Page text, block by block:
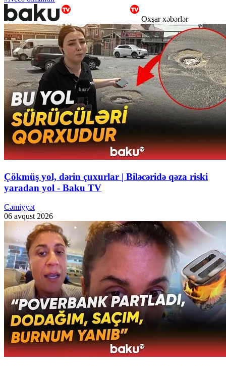
Oxşar xəbərlər
Çökmüş yol, dərin çuxurlar | Biləcəridə qəza riski
yaradan yol - Baku TV
Cəmiyyət
06 avqust 2026